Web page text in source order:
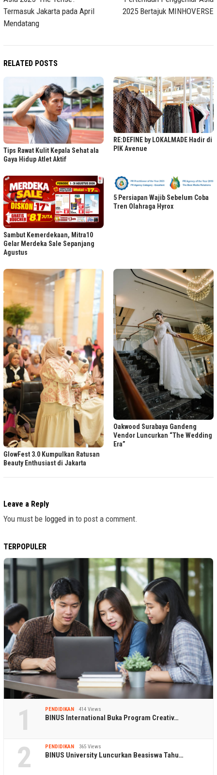
Termasuk Jakarta pada April
Mendatang
2025 Bertajuk MINHOVERSE
RELATED POSTS
Tips Rawat Kulit Kepala Sehat ala
Gaya Hidup Atlet Aktif
RE:DEFINE by LOKALMADE Hadir di
PIK Avenue
Sambut Kemerdekaan, Mitra10
Gelar Merdeka Sale Sepanjang
Agustus
5 Persiapan Wajib Sebelum Coba
Tren Olahraga Hyrox
GlowFest 3.0 Kumpulkan Ratusan
Beauty Enthusiast di Jakarta
Oakwood Surabaya Gandeng
Vendor Luncurkan “The Wedding
Era”
Leave a Reply
You must be logged in to post a comment.
TERPOPULER
1 PENDIDIKAN 414 Views
BINUS International Buka Program Creativ…
2 PENDIDIKAN 365 Views
BINUS University Luncurkan Beasiswa Tahu…